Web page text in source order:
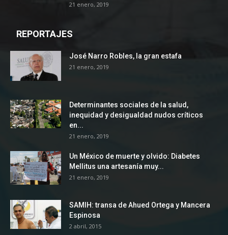
21 enero, 2019
REPORTAJES
José Narro Robles, la gran estafa
21 enero, 2019
Determinantes sociales de la salud,
inequidad y desigualdad nudos críticos
en...
21 enero, 2019
Un México de muerte y olvido: Diabetes
Mellitus una artesanía muy...
21 enero, 2019
SAMIH: transa de Ahued Ortega y Mancera
Espinosa
2 abril, 2015